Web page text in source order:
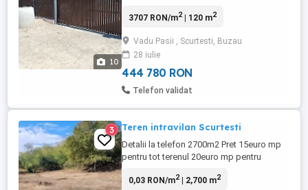
10
mp,suprafata teren 433 mp, izolata cu
mp, baie, bucătărie, 2 holuri, termopan
interior-exterior, gresie,faianta,parchet,
placa beton intre parter si ...
3707 RON/m2| 120 m2
Vadu Pasii , Scurtesti, Buzau
28 iulie
444 780 RON
Telefon validat
3 Teren intravilan Scurtesti
Detalii la telefon 2700m2 Pret 15euro mp
pentru tot terenul 20euro mp pentru
constructie bantraneasca de 38mp Se
0,03 RON/m2| 2,700 m2